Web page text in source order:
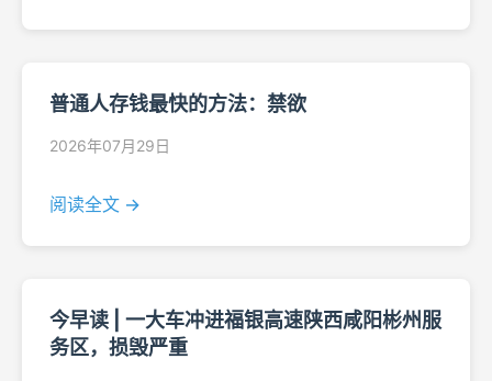
普通人存钱最快的方法：禁欲
2026年07月29日
阅读全文 →
今早读 | 一大车冲进福银高速陕西咸阳彬州服
务区，损毁严重